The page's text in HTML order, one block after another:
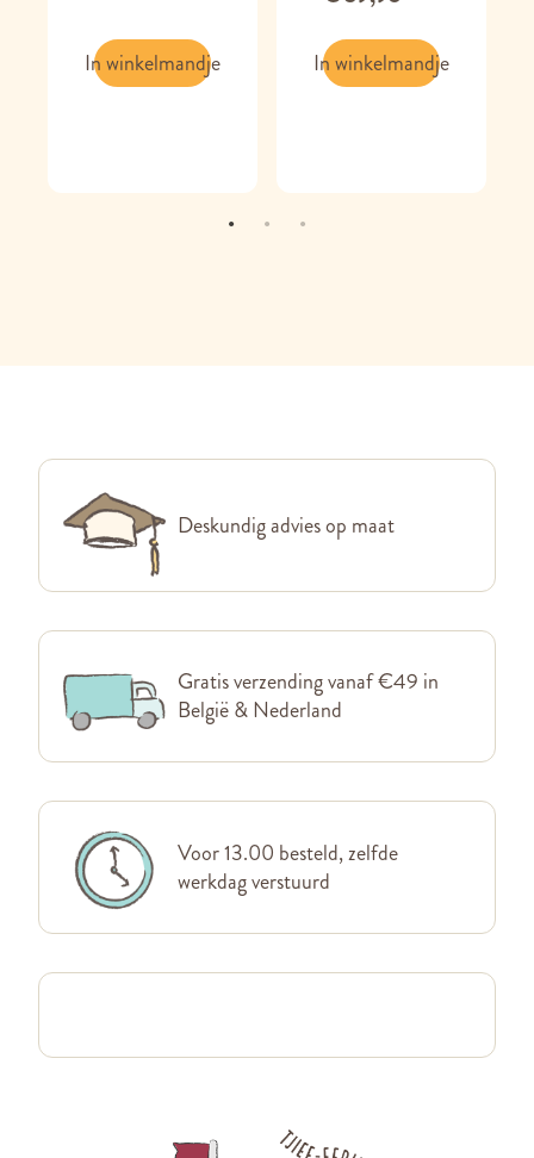
In winkelmandje In winkelmandje
Deskundig advies op maat
Gratis verzending vanaf €49 in
België & Nederland
Voor 13.00 besteld, zelfde
werkdag verstuurd